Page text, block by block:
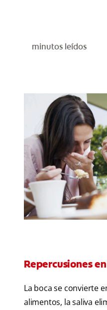
minutos leídos
Repercusiones
La boca se convierte
alimentos, la saliva